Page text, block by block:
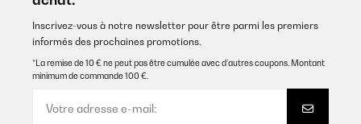
Inscrivez-vous à notre newsletter pour être parmi les premiers
informés des prochaines promotions.
*La remise de 10 € ne peut pas être cumulée avec d’autres coupons. Montant
minimum de commande 100 €.